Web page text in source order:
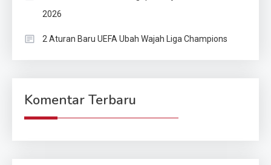
2026
2 Aturan Baru UEFA Ubah Wajah Liga Champions
Komentar Terbaru